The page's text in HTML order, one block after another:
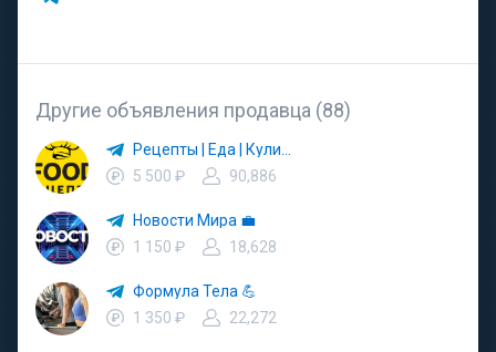
Другие объявления продавца (88)
5 500 ₽
90,886
Новости Мира 💼
1 150 ₽
18,628
Формула Тела 💪
1 350 ₽
22,272